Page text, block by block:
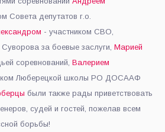
Совета депутатов г.о.
- участником СВО,
за боевые заслуги, Марией
соревнований, Валерием
Люберецкой школы РО ДОСААФ
были также рады приветствовать
судей и гостей, пожелав всем
борьбы!